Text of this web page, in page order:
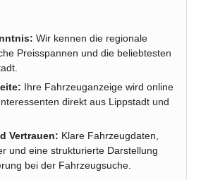
Wir kennen die regionale
Preisspannen und die beliebtesten
Ihre Fahrzeuganzeige wird online
direkt aus Lippstadt und
Vertrauen: Klare Fahrzeugdaten,
und eine strukturierte Darstellung
bei der Fahrzeugsuche.